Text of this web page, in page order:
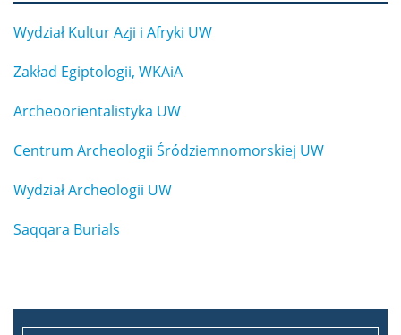
Wydział Kultur Azji i Afryki UW
Zakład Egiptologii, WKAiA
Archeoorientalistyka UW
Centrum Archeologii Śródziemnomorskiej UW
Wydział Archeologii UW
Saqqara Burials